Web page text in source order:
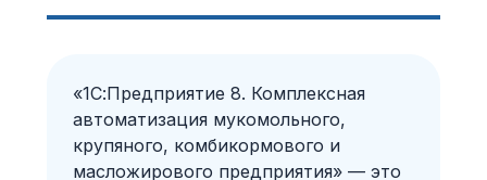
«1С:Предприятие 8. Комплексная
автоматизация мукомольного,
крупяного, комбикормового и
масложирового предприятия» — это